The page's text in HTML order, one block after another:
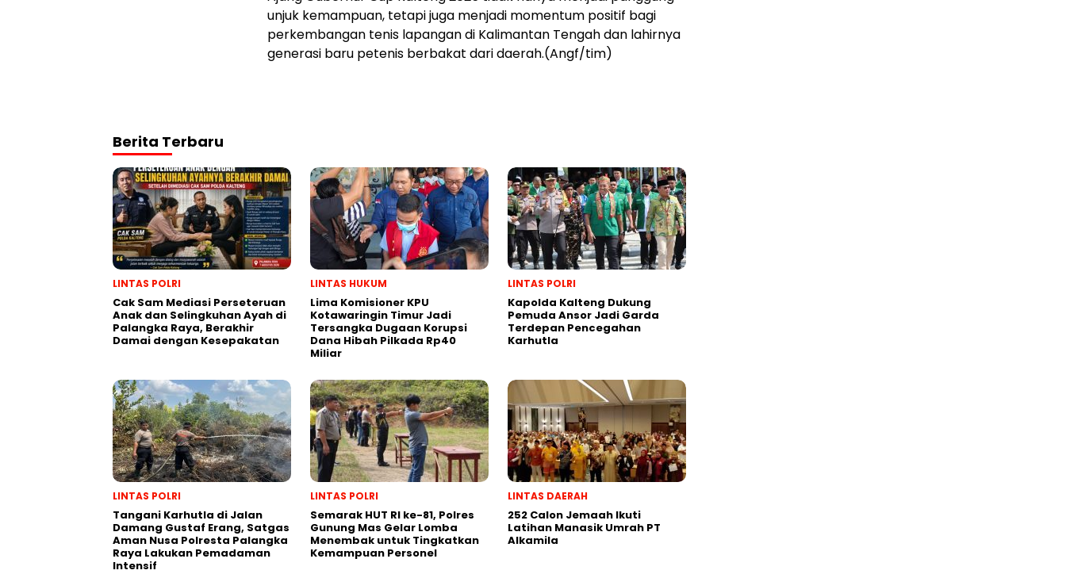
unjuk kemampuan, tetapi juga menjadi momentum positif bagi
perkembangan tenis lapangan di Kalimantan Tengah dan lahirnya
generasi baru petenis berbakat dari daerah.(Angf/tim)
Berita Terbaru
LINTAS POLRI
Cak Sam Mediasi Perseteruan
Anak dan Selingkuhan Ayah di
Palangka Raya, Berakhir
Damai dengan Kesepakatan
LINTAS HUKUM
Lima Komisioner KPU
Kotawaringin Timur Jadi
Tersangka Dugaan Korupsi
Dana Hibah Pilkada Rp40
Miliar
LINTAS POLRI
Kapolda Kalteng Dukung
Pemuda Ansor Jadi Garda
Terdepan Pencegahan
Karhutla
LINTAS POLRI
Tangani Karhutla di Jalan
Damang Gustaf Erang, Satgas
Aman Nusa Polresta Palangka
Raya Lakukan Pemadaman
Intensif
LINTAS POLRI
Semarak HUT RI ke-81, Polres
Gunung Mas Gelar Lomba
Menembak untuk Tingkatkan
Kemampuan Personel
LINTAS DAERAH
252 Calon Jemaah Ikuti
Latihan Manasik Umrah PT
Alkamila